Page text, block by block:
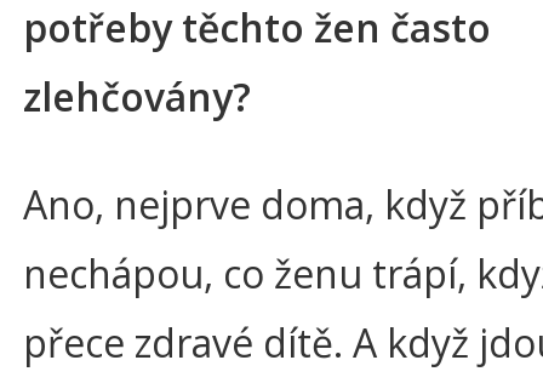
potřeby těchto žen často
zlehčovány?
Ano, nejprve doma, když
nechápou, co ženu trápí,
přece zdravé dítě. A když